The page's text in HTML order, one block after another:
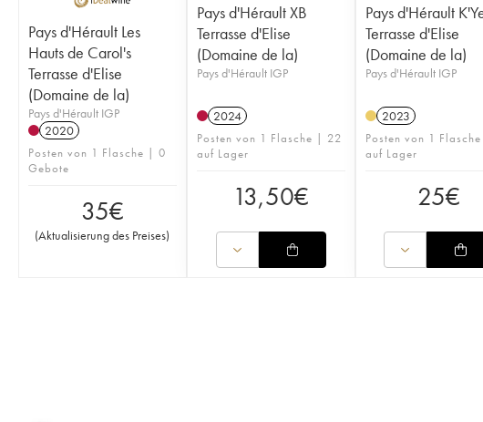
Pays d'Hérault Les
Hauts de Carol's
Terrasse d'Elise
(Domaine de la)
Pays d'Hérault IGP
2020
Posten von 1 Flasche | 0
Gebote
35€
(Aktualisierung des Preises)
Pays d'Hérault XB
Terrasse d'Elise
(Domaine de la)
Pays d'Hérault IGP
2024
Posten von 1 Flasche | 22
auf Lager
13,50€
Pays d'Hérault
Terrasse d'Elise
(Domaine de la)
Pays d'Hérault IGP
2023
Posten von 1
auf Lager
25€